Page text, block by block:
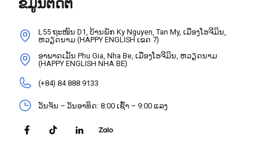
ຂໍ້ມູນຕິດຕໍ່
L55 ຖະໜົນ D1, ບ້ານພັກ Ky Nguyen, Tan My, ເມືອງໂຮຈີມິນ,
ຫວຽດນາມ (HAPPY ENGLISH ເຂດ 7)
ອາພາດເມັ້ນ Phu Gia, Nha Be, ເມືອງໂຮຈີມິນ, ຫວຽດນາມ
(HAPPY ENGLISH NHA BE)
(+84) 84 888 9133
ວັນຈັນ – ວັນອາທິດ: 8:00 ເຊົ້າ – 9:00 ແລງ